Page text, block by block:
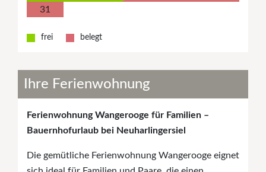
31
frei belegt
Ihre Ferienwohnung
Ferienwohnung Wangerooge für Familien –
Bauernhofurlaub bei Neuharlingersiel
Die gemütliche Ferienwohnung Wangerooge eignet